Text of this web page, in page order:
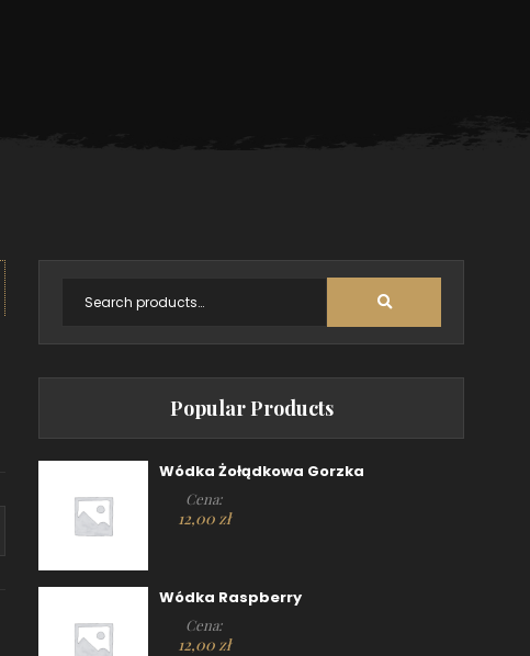
Popular Products
Wódka Żołądkowa Gorzka
Cena:
12,00 zł
Wódka Raspberry
Cena:
12,00 zł